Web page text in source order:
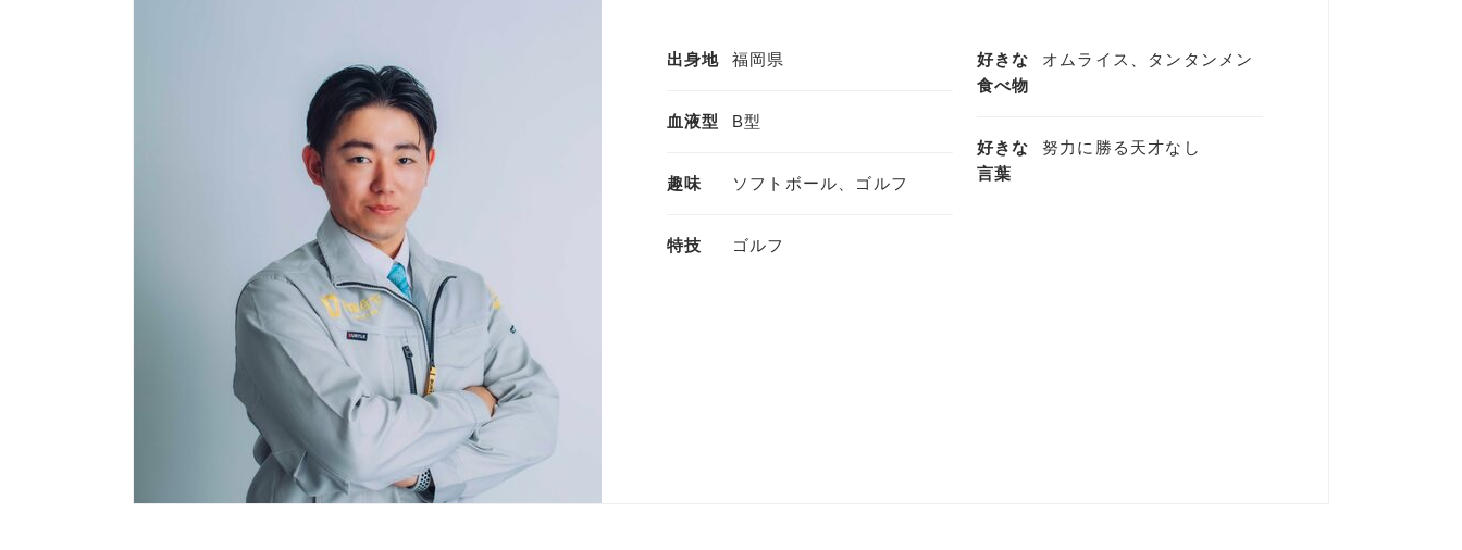
出身地 福岡県
血液型 B型
趣味 ソフトボール、ゴルフ
特技 ゴルフ
好きな
食べ物
オムライス、タンタンメン
好きな
言葉
努力に勝る天才なし